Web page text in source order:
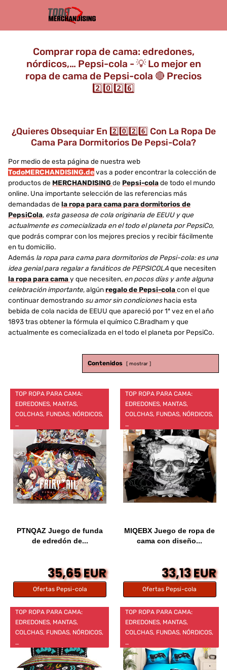
Comprar ropa de cama: edredones,
nórdicos,… Pepsi-cola - 💡 Lo mejor en
ropa de cama de Pepsi-cola 🔴 Precios
2️⃣0️⃣2️⃣6️⃣
¿Quieres Obsequiar En 2️⃣0️⃣2️⃣6️⃣ Con La Ropa De
Cama Para Dormitorios De Pepsi-Cola?
Por medio de esta página de nuestra web
TodoMERCHANDISING.devas a poder encontrar la colección de
productos de MERCHANDISINGde Pepsi-colade todo el mundo
online. Una importante selección de las referencias más
demandadas de la ropa para cama para dormitorios de
PepsiCola, esta gaseosa de cola originaria de EEUU y que
actualmente es comecializada en el todo el planeta por PepsiCo,
que podrás comprar con los mejores precios y recibir fácilmente
en tu domicilio.
Además la ropa para cama para dormitorios de Pepsi-cola: es una
idea genial para regalar a fanáticos de PEPSICOLAque necesiten
la ropa para camay que necesiten, en pocos días y ante alguna
celebración importante, algúnregalo de Pepsi-colacon el que
continuar demostrando su amor sin condicioneshacia esta
bebida de cola nacida de EEUU que apareció por 1ª vez en el año
1893 tras obtener la fórmula el químico C.Bradham y que
actualmente es comecializada en el todo el planeta por PepsiCo.
Contenidos mostrar
TOP ROPA PARA CAMA:
EDREDONES, MANTAS,
COLCHAS, FUNDAS, NÓRDICOS,
…
PTNQAZ Juego de funda
de edredón de...
35,65 EUR
Ofertas Pepsi-cola
TOP ROPA PARA CAMA:
EDREDONES, MANTAS,
COLCHAS, FUNDAS, NÓRDICOS,
…
MIQEBX Juego de ropa de
cama con diseño...
33,13 EUR
Ofertas Pepsi-cola
TOP ROPA PARA CAMA:
EDREDONES, MANTAS,
COLCHAS, FUNDAS, NÓRDICOS,
…
TOP ROPA PARA CAMA:
EDREDONES, MANTAS,
COLCHAS, FUNDAS, NÓRDICOS,
…